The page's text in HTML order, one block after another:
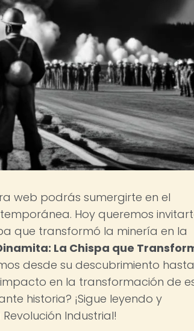
web podrás sumergirte en el
Hoy queremos
que transformó la minería en la
La Chispa que
desde su descubrimiento
en la transformación de
historia? ¡Sigue leyendo y
Industrial!